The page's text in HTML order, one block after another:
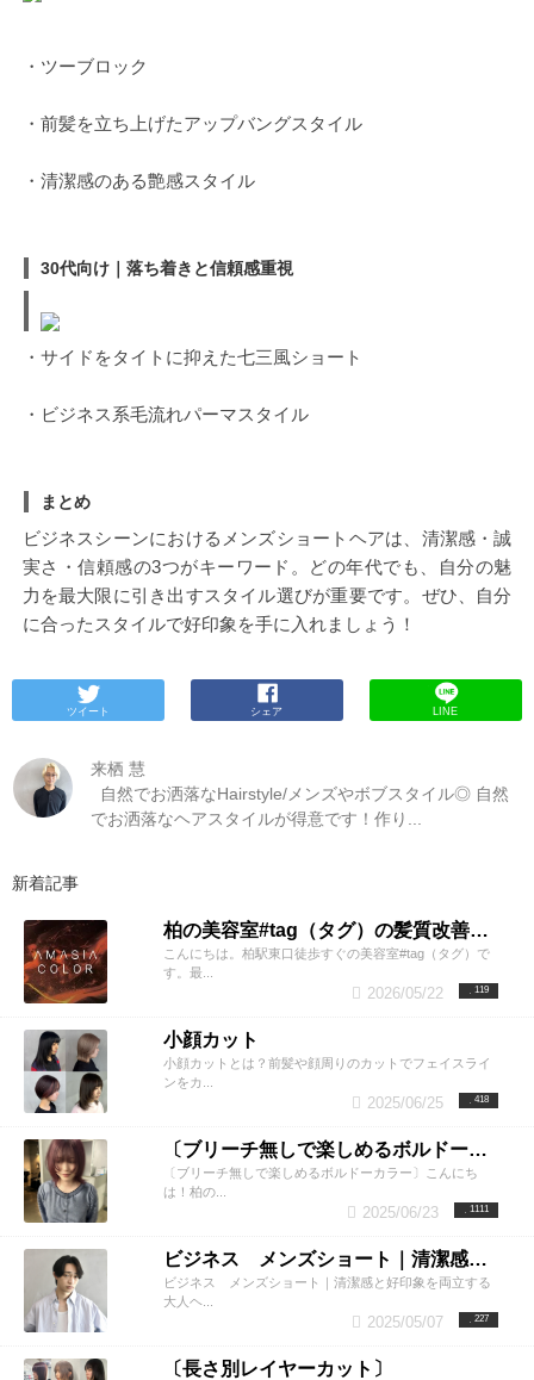
・ツーブロック
・前髪を立ち上げたアップバングスタイル
・清潔感のある艶感スタイル
30代向け｜落ち着きと信頼感重視
・サイドをタイトに抑えた七三風ショート
・ビジネス系毛流れパーマスタイル
まとめ
ビジネスシーンにおけるメンズショートヘアは、清潔感・誠
実さ・信頼感の3つがキーワード。どの年代でも、自分の魅
力を最大限に引き出すスタイル選びが重要です。ぜひ、自分
に合ったスタイルで好印象を手に入れましょう！
ツイート シェア LINE
来栖 慧
自然でお洒落なHairstyle/メンズやボブスタイル◎ 自然
でお洒落なヘアスタイルが得意です！作り...
新着記事
柏の美容室#tag（タグ）の髪質改善カラー【アメイジアカラー】とは？
こんにちは。柏駅東口徒歩すぐの美容室#tag（タグ）で
す。最...
119
2026/05/22
小顔カット
小顔カットとは？前髪や顔周りのカットでフェイスライ
ンをカ...
418
2025/06/25
〔ブリーチ無しで楽しめるボルドーカラー〕
〔ブリーチ無しで楽しめるボルドーカラー〕こんにち
は！柏の...
1111
2025/06/23
ビジネス メンズショート｜清潔感と好印象を両立する大人ヘア
ビジネス メンズショート｜清潔感と好印象を両立する
大人ヘ...
227
2025/05/07
〔長さ別レイヤーカット〕